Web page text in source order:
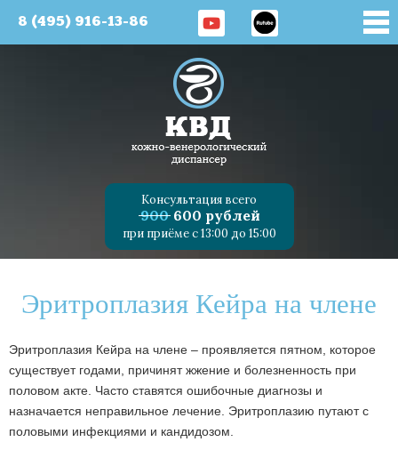
8 (495) 916-13-86
Консультация всего
900 600 рублей
при приёме с 13:00 до 15:00
Эритроплазия Кейра на члене
Эритроплазия Кейра на члене – проявляется пятном, которое
существует годами, причинят жжение и болезненность при
половом акте. Часто ставятся ошибочные диагнозы и
назначается неправильное лечение. Эритроплазию путают с
половыми инфекциями и кандидозом.